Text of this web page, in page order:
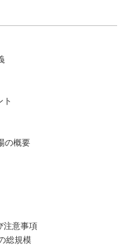
ト
の概要
注意事項
総規模